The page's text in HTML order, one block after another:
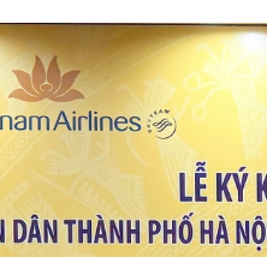
Blog
Tình yêu - Gia đình